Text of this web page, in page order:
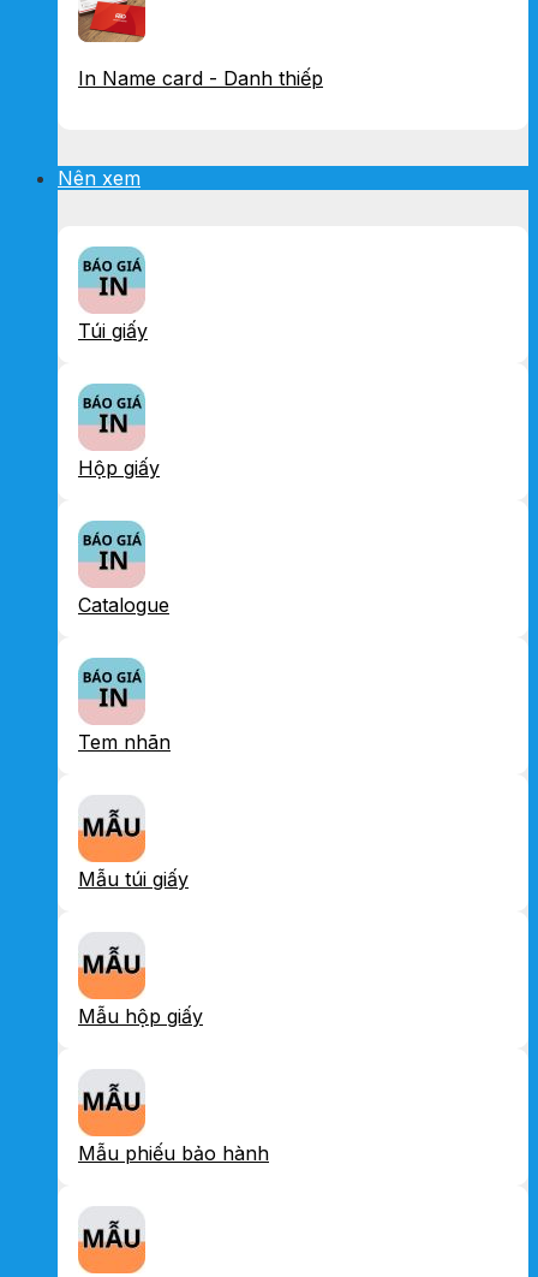
In Name card - Danh thiếp
Nên xem
Túi giấy
Hộp giấy
Catalogue
Tem nhãn
Mẫu túi giấy
Mẫu hộp giấy
Mẫu phiếu bảo hành